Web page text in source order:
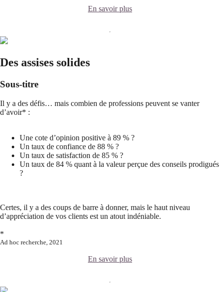
En savoir plus
Des assises solides
Sous-titre
Il y a des défis… mais combien de professions peuvent se vanter
d’avoir* :
Une cote d’opinion positive à 89 % ?
Un taux de confiance de 88 % ?
Un taux de satisfaction de 85 % ?
Un taux de 84 % quant à la valeur perçue des conseils prodigués
?
Certes, il y a des coups de barre à donner, mais le haut niveau
d’appréciation de vos clients est un atout indéniable.
*
Ad hoc recherche, 2021
En savoir plus